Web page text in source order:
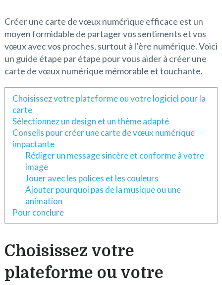
Créer une carte de vœux numérique efficace est un
moyen formidable de partager vos sentiments et vos
vœux avec vos proches, surtout à l’ère numérique. Voici
un guide étape par étape pour vous aider à créer une
carte de vœux numérique mémorable et touchante.
Choisissez votre plateforme ou votre logiciel pour la
carte
Sélectionnez un design et un thème adapté
Conseils pour créer une carte de vœux numérique
impactante
Rédiger un message sincère et conforme à votre
image
Jouer avec les polices et les couleurs
Ajouter pourquoi pas de la musique ou une
animation
Pour conclure
Choisissez votre
plateforme ou votre